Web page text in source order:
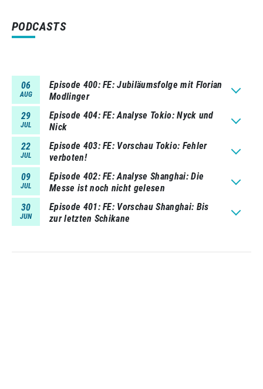
PODCASTS
06
AUG
Episode 400 FE: Jubiläumsfolge mit Florian
Modlinger
29
JUL
Episode 404 FE: Analyse Tokio: Nyck und
Nick
22
JUL
Episode 403 FE: Vorschau Tokio: Fehler
verboten!
09
JUL
Episode 402 FE: Analyse Shanghai: Die
Messe ist noch nicht gelesen
30
JUN
Episode 401 FE: Vorschau Shanghai: Bis
zur letzten Schikane